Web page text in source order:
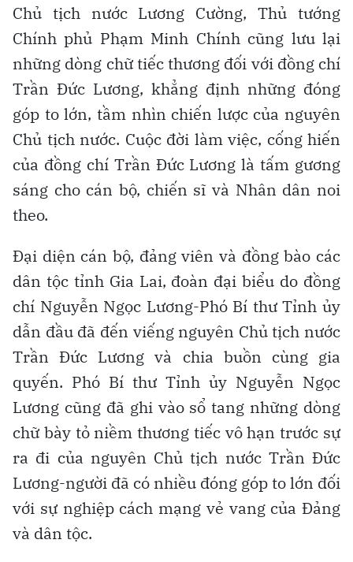
Chủ tịch nước Lương Cường, Thủ tướng
Chính phủ Phạm Minh Chính cũng lưu lại
những dòng chữ tiếc thương đối với đồng chí
Trần Đức Lương, khẳng định những đóng
góp to lớn, tầm nhìn chiến lược của nguyên
Chủ tịch nước. Cuộc đời làm việc, cống hiến
của đồng chí Trần Đức Lương là tấm gương
sáng cho cán bộ, chiến sĩ và Nhân dân noi
theo.
Đại diện cán bộ, đảng viên và đồng bào các
dân tộc tỉnh Gia Lai, đoàn đại biểu do đồng
chí Nguyễn Ngọc Lương-Phó Bí thư Tỉnh ủy
dẫn đầu đã đến viếng nguyên Chủ tịch nước
Trần Đức Lương và chia buồn cùng gia
quyến. Phó Bí thư Tỉnh ủy Nguyễn Ngọc
Lương cũng đã ghi vào sổ tang những dòng
chữ bày tỏ niềm thương tiếc vô hạn trước sự
ra đi của nguyên Chủ tịch nước Trần Đức
Lương-người đã có nhiều đóng góp to lớn đối
với sự nghiệp cách mạng vẻ vang của Đảng
và dân tộc.